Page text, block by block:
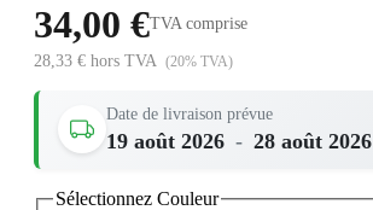
34,00 €TVA comprise
28,33 € hors TVA (20% TVA)
Date de livraison prévue
19 août 2026 - 28 août 2026
Sélectionnez Couleur